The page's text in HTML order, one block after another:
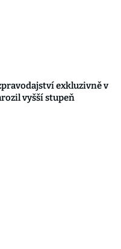
exkluzivně v
vyšší stupeň